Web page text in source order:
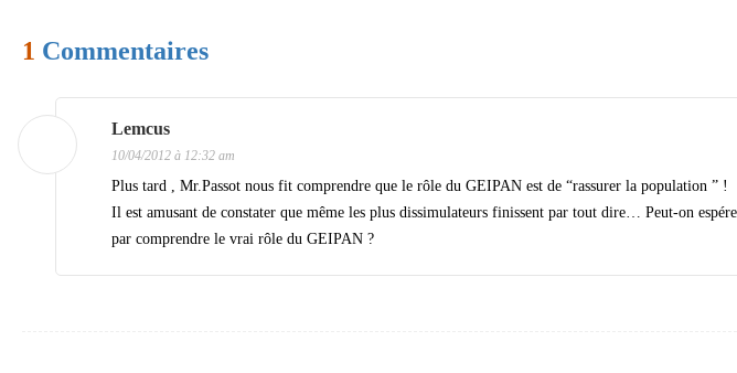
a
i
o
1 Commentaires
Lemcus
10/04/2012 à 12:32 am
Plus tard , Mr.Passot nous fit comprendre que le rôle du GEIPAN est de “rassurer la population ” !
Il est amusant de constater que même les plus dissimulateurs finissent par tout dire… Peut-on
par comprendre le vrai rôle du GEIPAN ?